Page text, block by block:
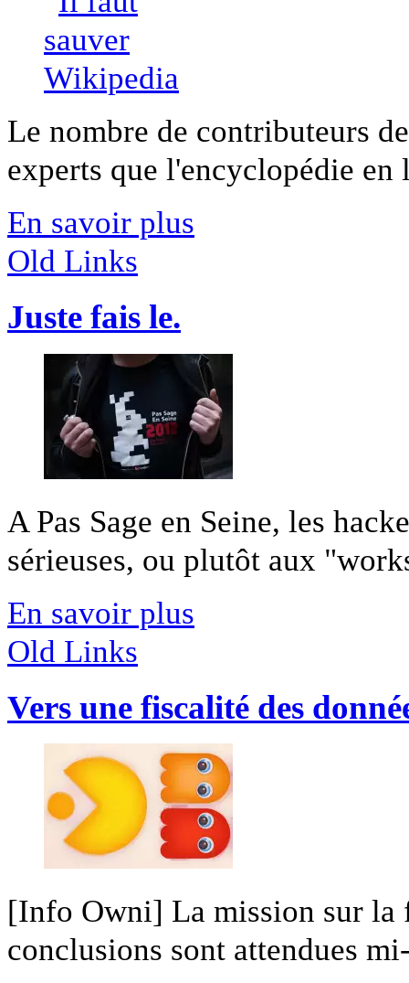
Le nombre de contributeurs
experts que l'encyclopédie
En savoir plus
Old Links
Juste fais le.
A Pas Sage en Seine, les
sérieuses, ou plutôt aux
En savoir plus
Old Links
Vers une fiscalité des
[Info Owni] La mission sur la
conclusions sont attendues